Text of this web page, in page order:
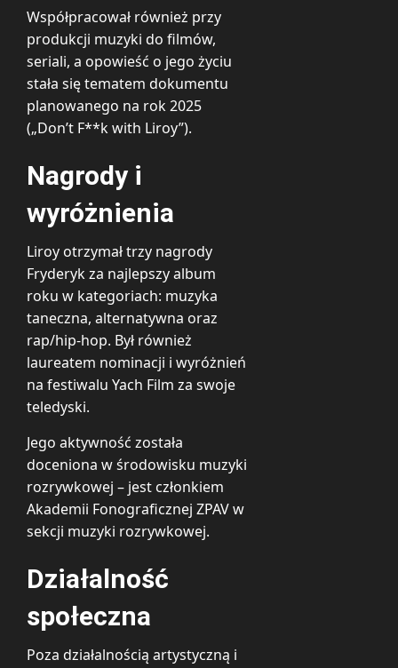
Współpracował również przy
produkcji muzyki do filmów,
seriali, a opowieść o jego życiu
stała się tematem dokumentu
planowanego na rok 2025
(„Don’t F**k with Liroy”).
Nagrody i
wyróżnienia
Liroy otrzymał trzy nagrody
Fryderyk za najlepszy album
roku w kategoriach: muzyka
taneczna, alternatywna oraz
rap/hip-hop. Był również
laureatem nominacji i wyróżnień
na festiwalu Yach Film za swoje
teledyski.
Jego aktywność została
doceniona w środowisku muzyki
rozrywkowej – jest członkiem
Akademii Fonograficznej ZPAV w
sekcji muzyki rozrywkowej.
Działalność
społeczna
Poza działalnością artystyczną i